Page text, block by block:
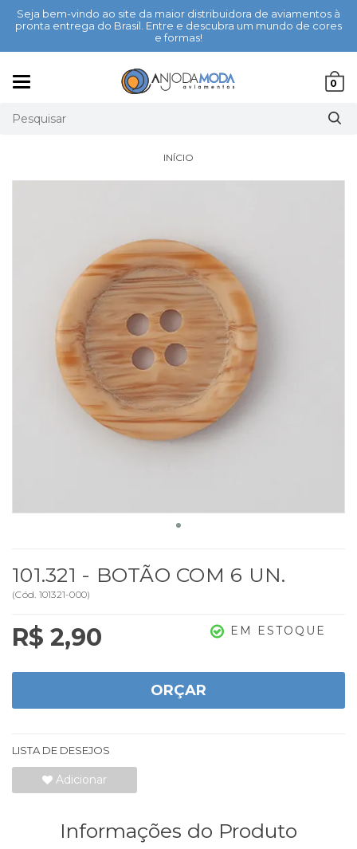
Seja bem-vindo ao site da maior distribuidora de aviamentos à
pronta entrega do Brasil. Entre e descubra um mundo de cores
e formas!
0
INÍCIO
101.321 - BOTÃO COM 6 UN.
(Cód. 101321-000)
R$ 2,90 EM ESTOQUE
ORÇAR
LISTA DE DESEJOS
Adicionar
Informações do Produto